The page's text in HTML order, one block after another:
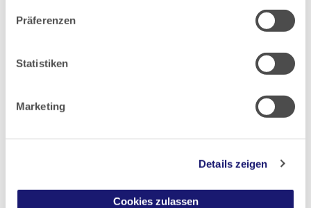
Präferenzen
Statistiken
Marketing
Details zeigen
Cookies zulassen
den hessischen Impfzentren gegen Corona“ in einem
Beileger zum HÄBL 02/2021 herausgebracht. Dieser ist
Die neuen Weiterbildungsbefugnisse
2020 in Hessen